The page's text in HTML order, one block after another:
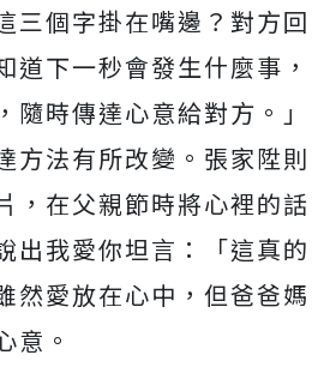
三個字掛在嘴邊？對方回
道下一秒會發生什麼事，
隨時傳達心意給對方。」
方法有所改變。張家陞則
，在父親節時將心裡的話
出我愛你坦言：「這真的
然愛放在心中，但爸爸媽
意。